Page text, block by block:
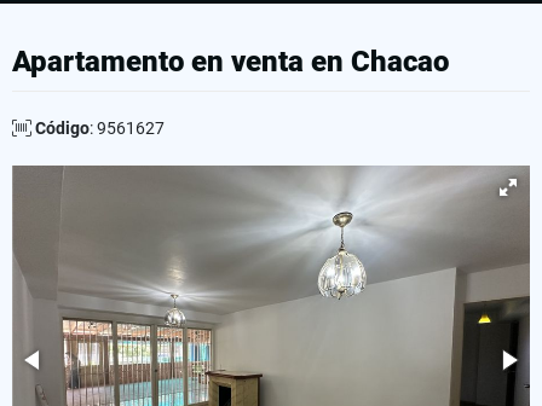
Apartamento en venta en Chacao
Código: 9561627